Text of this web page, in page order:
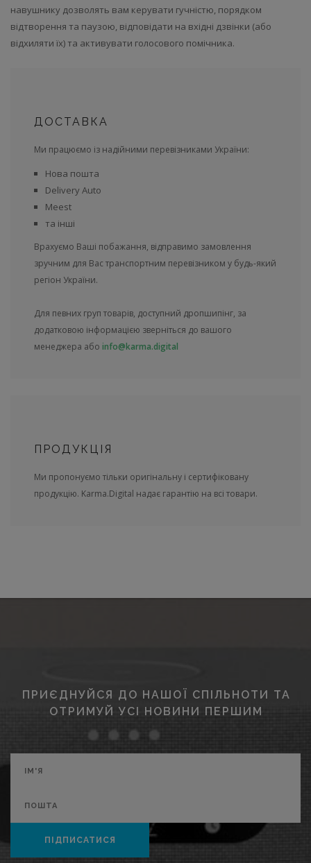
навушнику дозволять вам керувати гучністю, порядком
відтворення та паузою, відповідати на вхідні дзвінки (або
відхиляти їх) та активувати голосового помічника.
ДОСТАВКА
Ми працюємо із надійними перевізниками України:
Нова пошта
Delivery Auto
Meest
та інші
Врахуємо Ваші побажання, відправимо замовлення
зручним для Вас транспортним перевізником у будь-який
регіон України.
Для певних груп товарів, доступний дропшипінг, за
додатковою інформацією зверніться до вашого
менеджера або info@karma.digital
ПРОДУКЦІЯ
Ми пропонуємо тільки оригінальну і сертифіковану
продукцію. Karma.Digital надає гарантію на всі товари.
ПРИЄДНУЙСЯ ДО НАШОЇ СПІЛЬНОТИ ТА
ОТРИМУЙ УСІ НОВИНИ ПЕРШИМ
ПІДПИСАТИСЯ